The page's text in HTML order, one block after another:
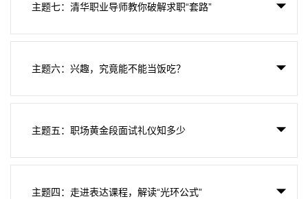
主题七：清华职业导师教你破解求职“套路”
主题六：兴趣，究竟能不能当饭吃？
主题五：职场黄金段面试礼仪知多少
主题四：走进表达课程，解读“光环公式”